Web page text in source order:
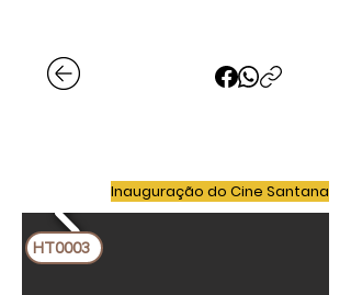
Inauguração do Cine Santana
HT0003